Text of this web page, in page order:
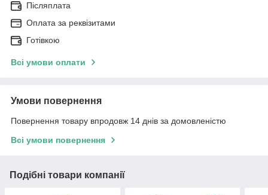
Післяплата
Оплата за реквізитами
Готівкою
Всі умови оплати
Умови повернення
Повернення товару впродовж 14 днів за домовленістю
Всі умови повернення
Подібні товари компанії